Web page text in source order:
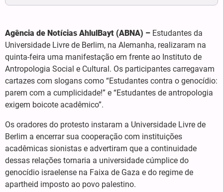
Agência de Notícias AhlulBayt (ABNA) – Estudantes da
Universidade Livre de Berlim, na Alemanha, realizaram na
quinta-feira uma manifestação em frente ao Instituto de
Antropologia Social e Cultural. Os participantes carregavam
cartazes com slogans como “Estudantes contra o genocídio:
parem com a cumplicidade!” e “Estudantes de antropologia
exigem boicote acadêmico”.
Os oradores do protesto instaram a Universidade Livre de
Berlim a encerrar sua cooperação com instituições
acadêmicas sionistas e advertiram que a continuidade
dessas relações tornaria a universidade cúmplice do
genocídio israelense na Faixa de Gaza e do regime de
apartheid imposto ao povo palestino.